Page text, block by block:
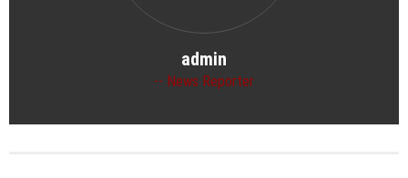
admin
News Reporter